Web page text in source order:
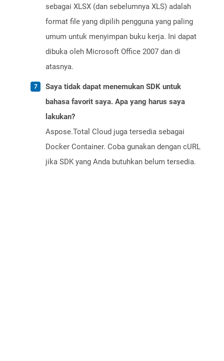
sebagai XLSX (dan sebelumnya XLS) adalah
format file yang dipilih pengguna yang paling
umum untuk menyimpan buku kerja. Ini dapat
dibuka oleh Microsoft Office 2007 dan di
atasnya.
Saya tidak dapat menemukan SDK untuk
bahasa favorit saya. Apa yang harus saya
lakukan?
Aspose.Total Cloud juga tersedia sebagai
Docker Container. Coba gunakan dengan cURL
jika SDK yang Anda butuhkan belum tersedia.